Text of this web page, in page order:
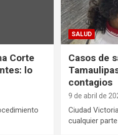
Corte
lo
SALUD
Casos de
contagios
9 de abril de
Ciudad
cualquier